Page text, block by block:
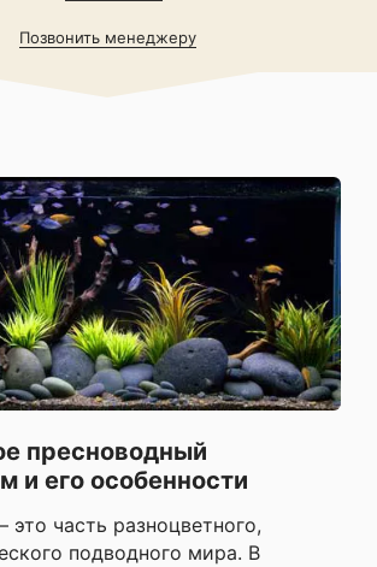
Позвонить менеджеру
пресноводный
и его особенности
это часть разноцветного,
подводного мира. В